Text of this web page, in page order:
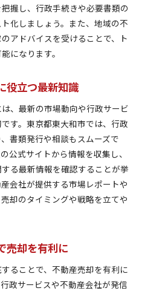
握し、行政手続きや必要書類の
化しましょう。また、地域の不
アドバイスを受けることで、ト
になります。
役立つ最新知識
、最新の市場動向や行政サービ
す。東京都東大和市では、行政
書類発行や相談もスムーズで
公式サイトから情報を収集し、
る最新情報を確認することが挙
会社が提供する市場レポートや
却のタイミングや戦略を立てや
売却を有利に
ることで、不動産売却を有利に
政サービスや不動産会社が発信